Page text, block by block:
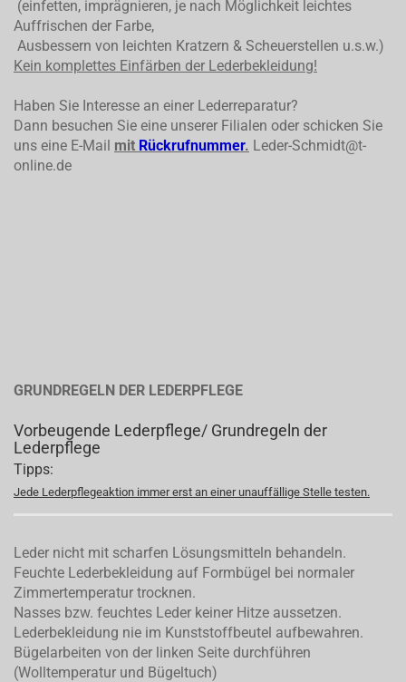
(einfetten, imprägnieren, je nach Möglichkeit leichtes
Auffrischen der Farbe,
Ausbessern von leichten Kratzern & Scheuerstellen u.s.w.)
Kein komplettes Einfärben der Lederbekleidung!
Haben Sie Interesse an einer Lederreparatur?
Dann besuchen Sie eine unserer Filialen oder schicken Sie
uns eine E-Mail mit Rückrufnummer. Leder-Schmidt@t-
online.de
GRUNDREGELN DER LEDERPFLEGE
Vorbeugende Lederpflege/ Grundregeln der
Lederpflege
Tipps:
Jede Lederpflegeaktion immer erst an einer unauffällige Stelle testen.
Leder nicht mit scharfen Lösungsmitteln behandeln.
Feuchte Lederbekleidung auf Formbügel bei normaler
Zimmertemperatur trocknen.
Nasses bzw. feuchtes Leder keiner Hitze aussetzen.
Lederbekleidung nie im Kunststoffbeutel aufbewahren.
Bügelarbeiten von der linken Seite durchführen
(Wolltemperatur und Bügeltuch)